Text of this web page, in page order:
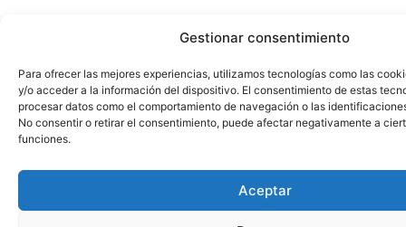
Gestionar consentimiento
Para ofrecer las mejores experiencias, utilizamos tecnologías como las
y/o acceder a la información del dispositivo. El consentimiento de estas
procesar datos como el comportamiento de navegación o las
No consentir o retirar el consentimiento, puede afectar negativamente a
funciones.
Aceptar